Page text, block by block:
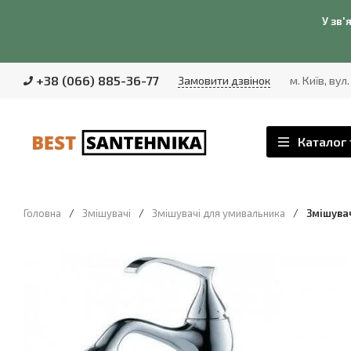
У
+38 (066) 885-36-77 Замовити дзвінок м. Київ,
Каталог
Головна / Змішувачі / Змішувачі для умивальника /